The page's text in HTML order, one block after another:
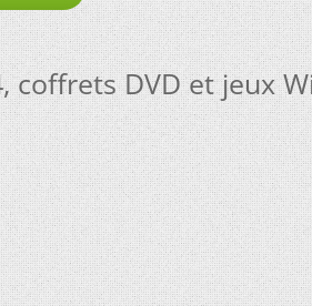
coffrets DVD et jeux